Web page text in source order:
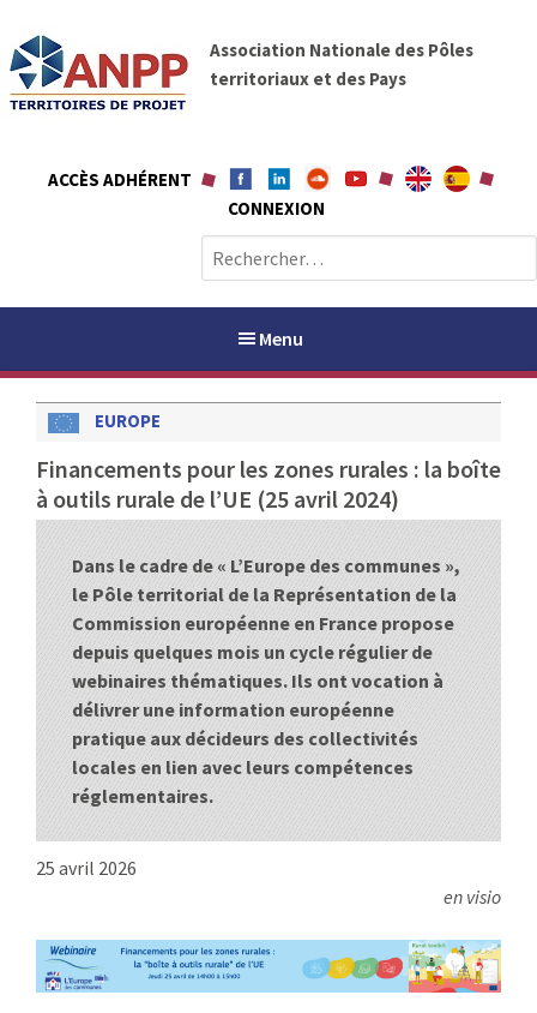
t
A
N
P
P
Association Nationale des Pôles
territoriaux et des Pays
ACCÈS ADHÉRENT
CONNEXION
e
c
e
r
:
Menu
PAYS / PETR
ANPP
RENCONTRES
PUBLICATIONS
JURIDIQUE
EUROPE
EUROPE
Financements pour les zones rurales : la boîte
à outils rurale de l’UE (25 avril 2024)
Dans le cadre de « L’Europe des communes »,
le Pôle territorial de la Représentation de la
Commission européenne en France propose
depuis quelques mois un cycle régulier de
webinaires thématiques. Ils ont vocation à
délivrer une information européenne
pratique aux décideurs des collectivités
locales en lien avec leurs compétences
réglementaires.
25 avril 2026
en visio